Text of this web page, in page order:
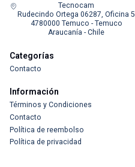
Tecnocam
Rudecindo Ortega 06287, Oficina 5
4780000 Temuco - Temuco
Araucanía - Chile
Categorías
Contacto
Información
Términos y Condiciones
Contacto
Política de reembolso
Política de privacidad